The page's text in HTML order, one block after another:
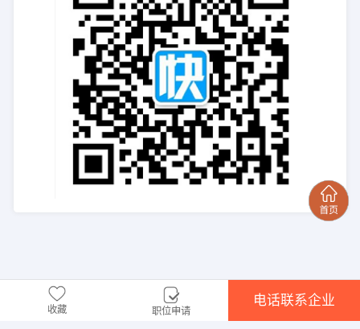
收藏 职位申请
电话联系企业